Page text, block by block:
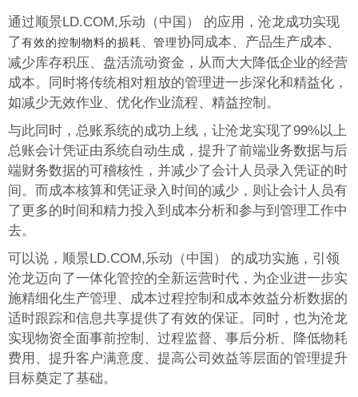
通过顺景LD.COM,乐动（中国） 的应用，沧龙成功实现
了有效的控制物料的损耗、管理协同成本、产品生产成本、
减少库存积压、盘活流动资金，从而大大降低企业的经营
成本。同时将传统相对粗放的管理进一步深化和精益化，
如减少无效作业、优化作业流程、精益控制。
与此同时，总账系统的成功上线，让沧龙实现了99%以上
总账会计凭证由系统自动生成，提升了前端业务数据与后
端财务数据的可稽核性，并减少了会计人员录入凭证的时
间。而成本核算和凭证录入时间的减少，则让会计人员有
了更多的时间和精力投入到成本分析和参与到管理工作中
去。
可以说，顺景LD.COM,乐动（中国） 的成功实施，引领
沧龙迈向了一体化管控的全新运营时代，为企业进一步实
施精细化生产管理、成本过程控制和成本效益分析数据的
适时跟踪和信息共享提供了有效的保证。同时，也为沧龙
实现物资全面事前控制、过程监督、事后分析、降低物耗
费用、提升客户满意度、提高公司效益等层面的管理提升
目标奠定了基础。